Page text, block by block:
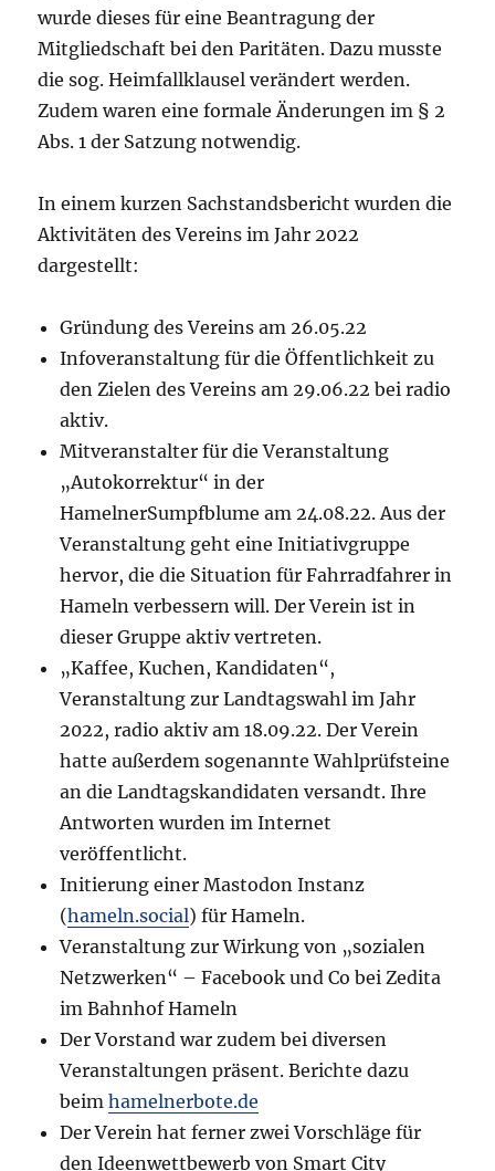
wurde dieses für eine Beantragung der
Mitgliedschaft bei den Paritäten. Dazu musste
die sog. Heimfallklausel verändert werden.
Zudem waren eine formale Änderungen im § 2
Abs. 1 der Satzung notwendig.
In einem kurzen Sachstandsbericht wurden die
Aktivitäten des Vereins im Jahr 2022
dargestellt:
Gründung des Vereins am 26.05.22
Infoveranstaltung für die Öffentlichkeit zu
den Zielen des Vereins am 29.06.22 bei radio
aktiv.
Mitveranstalter für die Veranstaltung
„Autokorrektur“ in der
HamelnerSumpfblume am 24.08.22. Aus der
Veranstaltung geht eine Initiativgruppe
hervor, die die Situation für Fahrradfahrer in
Hameln verbessern will. Der Verein ist in
dieser Gruppe aktiv vertreten.
„Kaffee, Kuchen, Kandidaten“,
Veranstaltung zur Landtagswahl im Jahr
2022, radio aktiv am 18.09.22. Der Verein
hatte außerdem sogenannte Wahlprüfsteine
an die Landtagskandidaten versandt. Ihre
Antworten wurden im Internet
veröffentlicht.
Initierung einer Mastodon Instanz
(hameln.social) für Hameln.
Veranstaltung zur Wirkung von „sozialen
Netzwerken“ – Facebook und Co bei Zedita
im Bahnhof Hameln
Der Vorstand war zudem bei diversen
Veranstaltungen präsent. Berichte dazu
beimhamelnerbote.de
Der Verein hat ferner zwei Vorschläge für
den Ideenwettbewerb von Smart City